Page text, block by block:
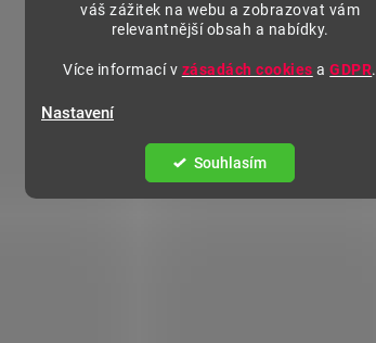
váš zážitek na webu a zobrazovat vám
relevantnější obsah a nabídky.
Více informací v zásadách cookies aGDPR.
Nastavení
Souhlasím